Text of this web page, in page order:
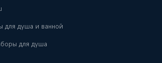
для душа и ванной
для душа